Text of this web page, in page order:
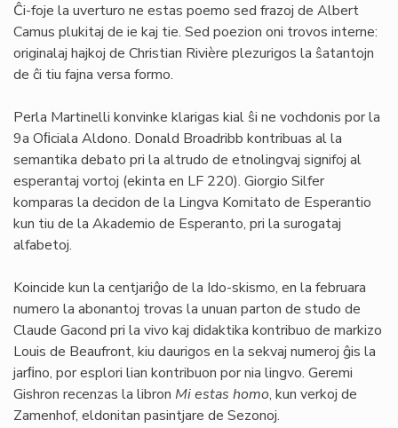
Ĉi-foje la uverturo ne estas poemo sed frazoj de Albert
Camus plukitaj de ie kaj tie. Sed poezion oni trovos interne:
originalaj hajkoj de Christian Rivière plezurigos la ŝatantojn
de ĉi tiu fajna versa formo.
Perla Martinelli konvinke klarigas kial ŝi ne vochdonis por la
9a Oﬁciala Aldono. Donald Broadribb kontribuas al la
semantika debato pri la altrudo de etnolingvaj signifoj al
esperantaj vortoj (ekinta en LF 220). Giorgio Silfer
komparas la decidon de la Lingva Komitato de Esperantio
kun tiu de la Akademio de Esperanto, pri la surogataj
alfabetoj.
Koincide kun la centjariĝo de la Ido-skismo, en la februara
numero la abonantoj trovas la unuan parton de studo de
Claude Gacond pri la vivo kaj didaktika kontribuo de markizo
Louis de Beaufront, kiu daurigos en la sekvaj numeroj ĝis la
jarﬁno, por esplori lian kontribuon por nia lingvo. Geremi
Gishron recenzas la libron Mi estas homo, kun verkoj de
Zamenhof, eldonitan pasintjare de Sezonoj.